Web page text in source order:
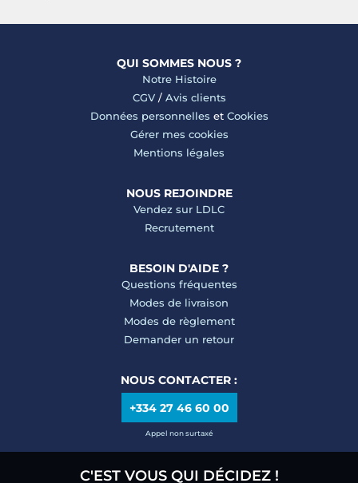
C'EST VOUS QUI DÉCIDEZ !
QUI SOMMES NOUS ?
Notre Histoire
CGV/ Avis clients
Données personnelles et Cookies
Gérer mes cookies
Mentions légales
NOUS REJOINDRE
Vendez sur LDLC
Recrutement
BESOIN D'AIDE ?
Questions fréquentes
Modes de livraison
Modes de règlement
Demander un retour
NOUS CONTACTER :
+334 27 46 60 00
Appel non surtaxé